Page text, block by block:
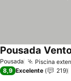
Pousada Piscina
Pousada
8,9 Excelente 219